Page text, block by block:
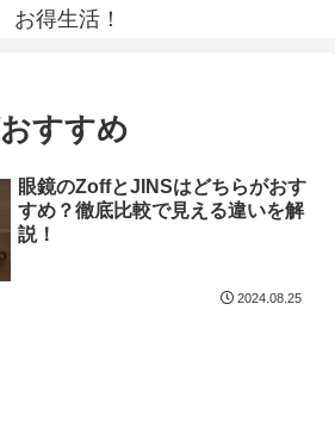
お得生活！
すすめ
眼鏡のZoffとJINSはどちらがおす
すめ？徹底比較で見える違いを解
説！
2024.08.25